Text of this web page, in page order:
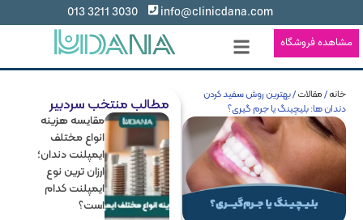
info@clinicdana.com
3030 3211 013
مشاهده فروشگاه
خانه/مقالات/ بهترین روش سفید کردن
دندان ها: بلیچینگ یا جرم گیری؟
مطالب منتخب سردبیر
مقایسه هزینه
انواع مختلف
ایمپلنت دندان؛
ارزان ترین نوع
ایمپلنت کدام
است؟